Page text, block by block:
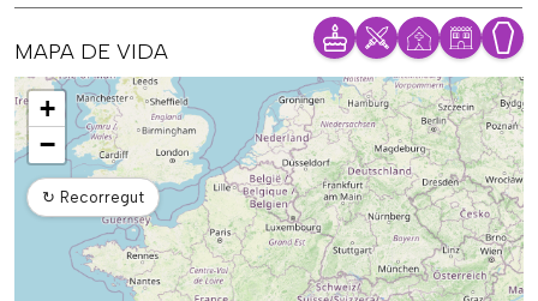
MAPA DE VIDA
Mapa
+
−
↻ Recorregut